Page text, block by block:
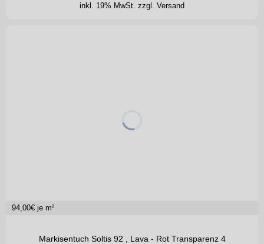
inkl. 19% MwSt. zzgl. Versand
94,00€ je m²
Markisentuch Soltis 92 , Lava - Rot Transparenz 4